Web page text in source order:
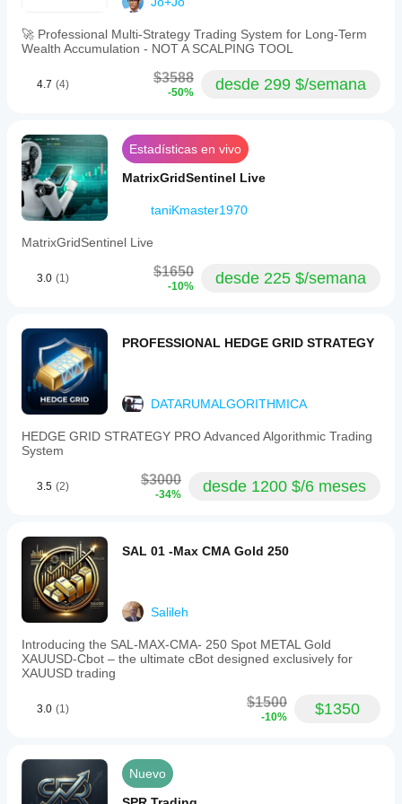
Windows y
Mac.
proporcionado.
las
cuentas?
rendimiento
condiciones
del bróker,
los spreads
y la calidad
de
ejecución.
Probar el
propio
cómo
funciona en
el uso real.
🚀 Professional Multi-Strategy Trading System for Long-Term
Wealth Accumulation - NOT A SCALPING TOOL
4.7 (4) $3588
-50% desde 299 $/semana
Estadísticas en vivo
MatrixGridSentinel Live
taniKmaster1970
MatrixGridSentinel Live
3.0 (1) $1650
-10% desde 225 $/semana
PROFESSIONAL HEDGE GRID STRATEGY
DATARUMALGORITHMICA
HEDGE GRID STRATEGY PRO Advanced Algorithmic Trading
System
3.5 (2) $3000
-34% desde 1200 $/6 meses
SAL 01 -Max CMA Gold 250
Salileh
Introducing the SAL-MAX-CMA- 250 Spot METAL Gold
XAUUSD-Cbot – the ultimate cBot designed exclusively for
XAUUSD trading
3.0 (1) $1500
-10% $1350
Nuevo